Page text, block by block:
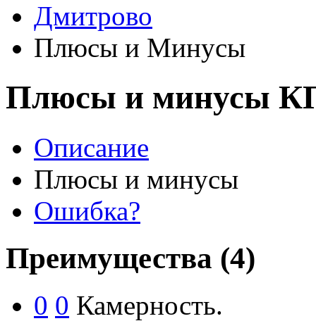
Дмитрово
Плюсы и Минусы
Плюсы и минусы
Описание
Плюсы и минусы
Ошибка?
Преимущества (4)
0 0 Камерность.